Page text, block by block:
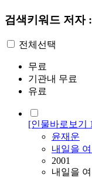
검색키워드 저자
전체선택
무료
기관내 무료
유료
[인물바로보기
윤재운
내일을
2001
내일을